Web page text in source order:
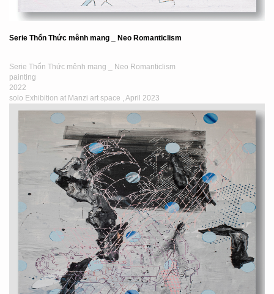
Serie Thổn Thức mênh mang _ Neo Romanticlism
Serie Thổn Thức mênh mang _ Neo Romanticlism
painting
2022
solo Exhibition at Manzi art space , April 2023